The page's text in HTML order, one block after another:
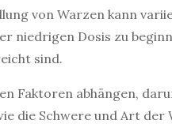
von Warzen kann
niedrigen Dosis zu
sind.
Faktoren abhängen,
die Schwere und Art der